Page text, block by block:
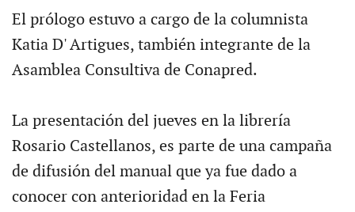
El prólogo estuvo a cargo de la columnista
Katia D' Artigues, también integrante de la
Asamblea Consultiva de Conapred.
La presentación del jueves en la librería
Rosario Castellanos, es parte de una campaña
de difusión del manual que ya fue dado a
conocer con anterioridad en la Feria